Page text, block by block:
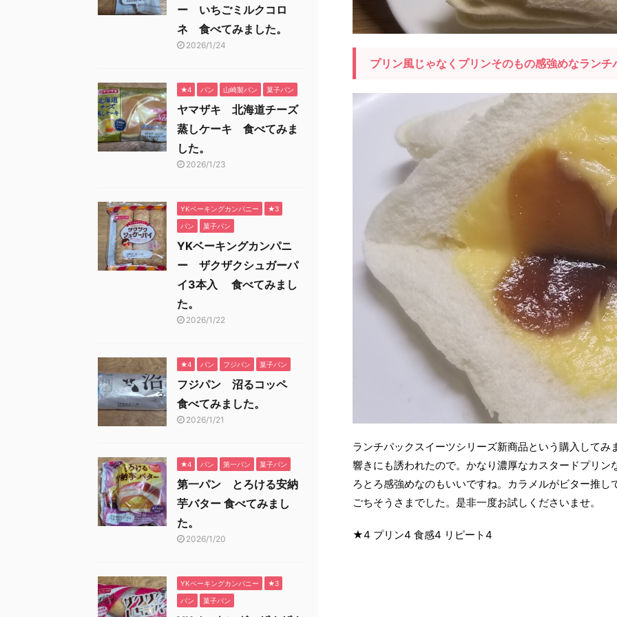
プリン風じゃなくプリンそのもの感強めなランチ
ランチパックスイーツシリーズ新商品という購入して
響きにも誘われたので。かなり濃厚なカスタードプリ
ろとろ感強めなのもいいですね。カラメルがビター推
ごちそうさまでした。是非一度お試しくださいませ。
★4 プリン4 食感4 リピート4
ー いちごミルクコロ
ネ 食べてみました。
2026/1/24
★4 パン 山崎製パン 菓子パン
ヤマザキ 北海道チーズ
蒸しケーキ 食べてみま
した。
2026/1/23
YKベーキングカンパニー ★3
パン 菓子パン
YKベーキングカンパニ
ー ザクザクシュガーパ
イ3本入 食べてみまし
た。
2026/1/22
★4 パン フジパン 菓子パン
フジパン 沼るコッペ
食べてみました。
2026/1/21
★4 パン 第一パン 菓子パン
第一パン とろける安納
芋バター 食べてみまし
た。
2026/1/20
YKベーキングカンパニー ★3
パン 菓子パン